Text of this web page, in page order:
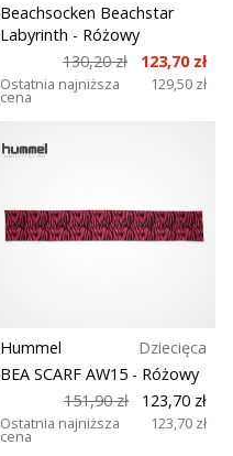
Beachsocken Beachstar
Labyrinth - Różowy
130,20 zł
123,70 zł
Ostatnia najniższa
cena
129,50 zł
Hummel
Dziecięca
BEA SCARF AW15 - Różowy
151,90 zł
123,70 zł
Ostatnia najniższa
cena
123,70 zł